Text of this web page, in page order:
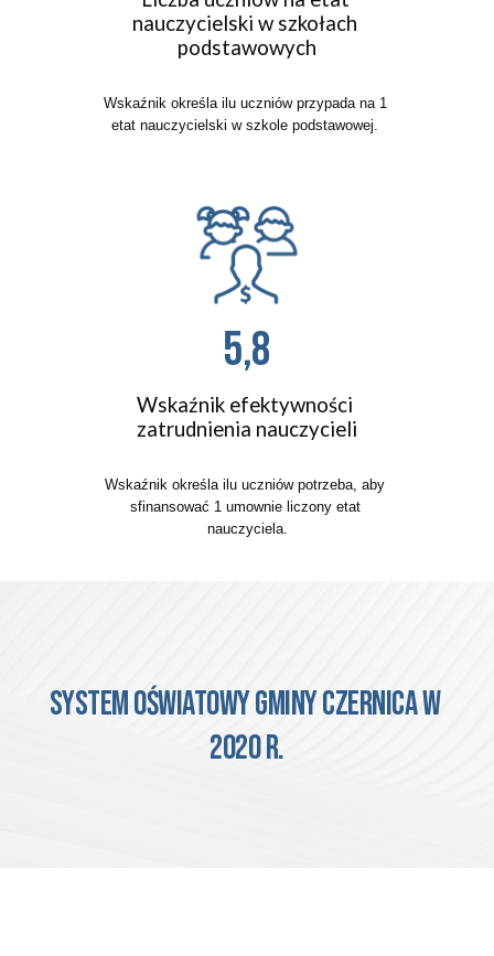
nauczycielski w szkołach
podstawowych
Wskaźnik określa ilu uczniów przypada na 1
etat nauczycielski w szkole podstawowej.
5,8
Wskaźnik efektywności
zatrudnienia nauczycieli
Wskaźnik określa ilu uczniów potrzeba, aby
sfinansować 1 umownie liczony etat
nauczyciela.
System oświatowy Gminy CZERNICA w
2020 r.